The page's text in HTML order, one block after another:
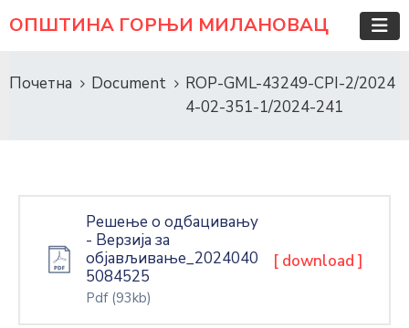
ОПШТИНА ГОРЊИ МИЛАНОВАЦ
Почетна Document
ROP-GML-43249-CPI-2/2024
4-02-351-1/2024-241
Решење о одбацивању
- Верзија за
објављивање_2024040
5084525
Pdf (93kb)
[ download ]